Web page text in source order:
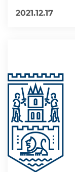
2021.12.17